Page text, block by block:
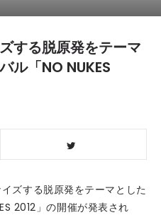
する脱原発をテーマ
ル「NO NUKES
ズする脱原発をテーマとした
2012」の開催が発表され